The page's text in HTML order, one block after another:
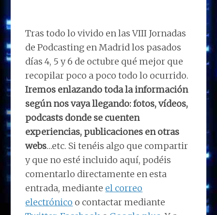
Tras todo lo vivido en las VIII Jornadas
de Podcasting en Madrid los pasados
días 4, 5 y 6 de octubre qué mejor que
recopilar poco a poco todo lo ocurrido.
Iremos enlazando toda la información
según nos vaya llegando: fotos, vídeos,
podcasts donde se cuenten
experiencias, publicaciones en otras
webs…etc. Si tenéis algo que compartir
y que no esté incluido aquí, podéis
comentarlo directamente en esta
entrada, mediante el correo
electrónico o contactar mediante